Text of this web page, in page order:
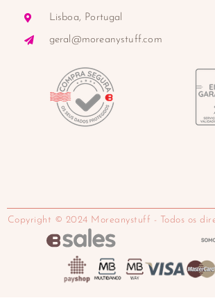
Lisboa, Portugal
geral@moreanystuff.com
Copyright © 2024 Moreanystuff - Todos os